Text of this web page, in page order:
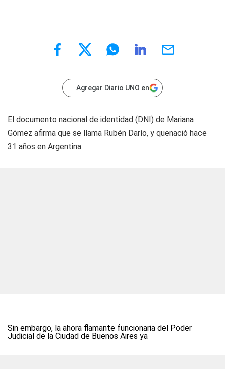
Agregar Diario UNO en
El documento nacional de identidad (DNI) de Mariana
Gómez afirma que se llama Rubén Darío, y quenació hace
31 años en Argentina.
Sin embargo, la ahora flamante funcionaria del Poder
Judicial de la Ciudad de Buenos Aires ya